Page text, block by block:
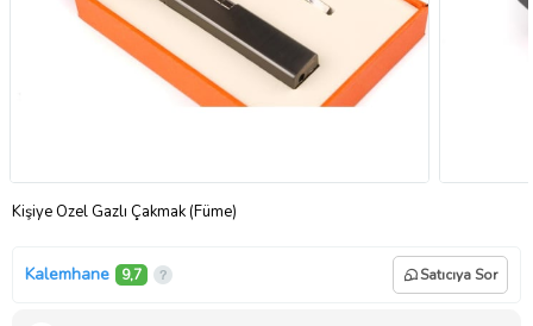
Kişiye Özel Gazlı Çakmak (Füme)
Kalemhane 9,7 Satıcıya Sor